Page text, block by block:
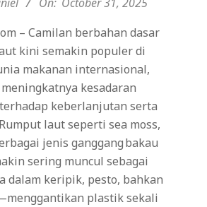
– Camilan berbahan dasar
kini semakin populer di
makanan internasional,
kesadaran
keberlanjutan serta
laut seperti sea moss,
jenis ganggang bakau
sering muncul sebagai
dalam keripik, pesto, bahkan
plastik sekali